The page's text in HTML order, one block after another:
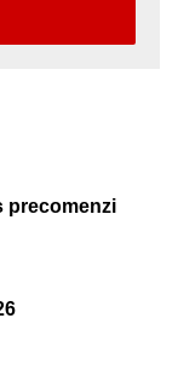
precomenzi